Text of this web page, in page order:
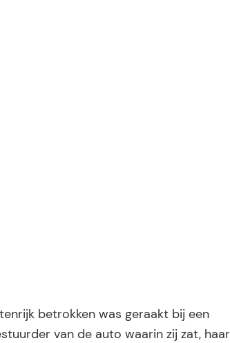
betrokken was geraakt bij een
van de auto waarin zij zat, haar